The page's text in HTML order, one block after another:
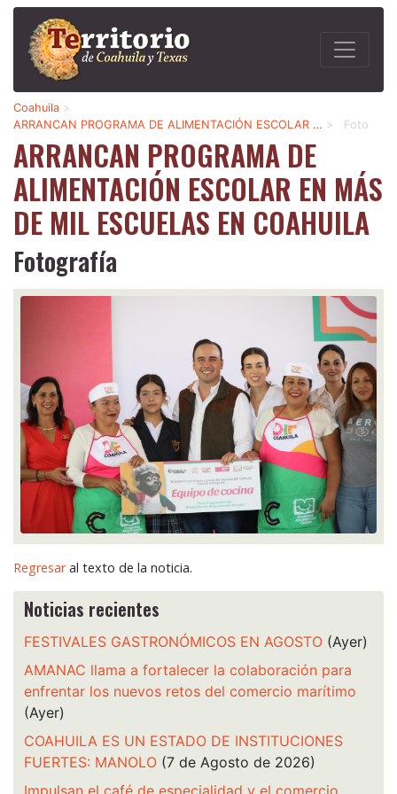
Coahuila >
ARRANCAN PROGRAMA DE ALIMENTACIÓN ESCOLAR … > Foto
ARRANCAN PROGRAMA DE
ALIMENTACIÓN ESCOLAR EN MÁS
DE MIL ESCUELAS EN COAHUILA
Fotografía
Regresaral texto de la noticia.
Noticias recientes
FESTIVALES GASTRONÓMICOS EN AGOSTO (Ayer)
AMANAC llama a fortalecer la colaboración para
enfrentar los nuevos retos del comercio marítimo
(Ayer)
COAHUILA ES UN ESTADO DE INSTITUCIONES
FUERTES: MANOLO (7 de Agosto de 2026)